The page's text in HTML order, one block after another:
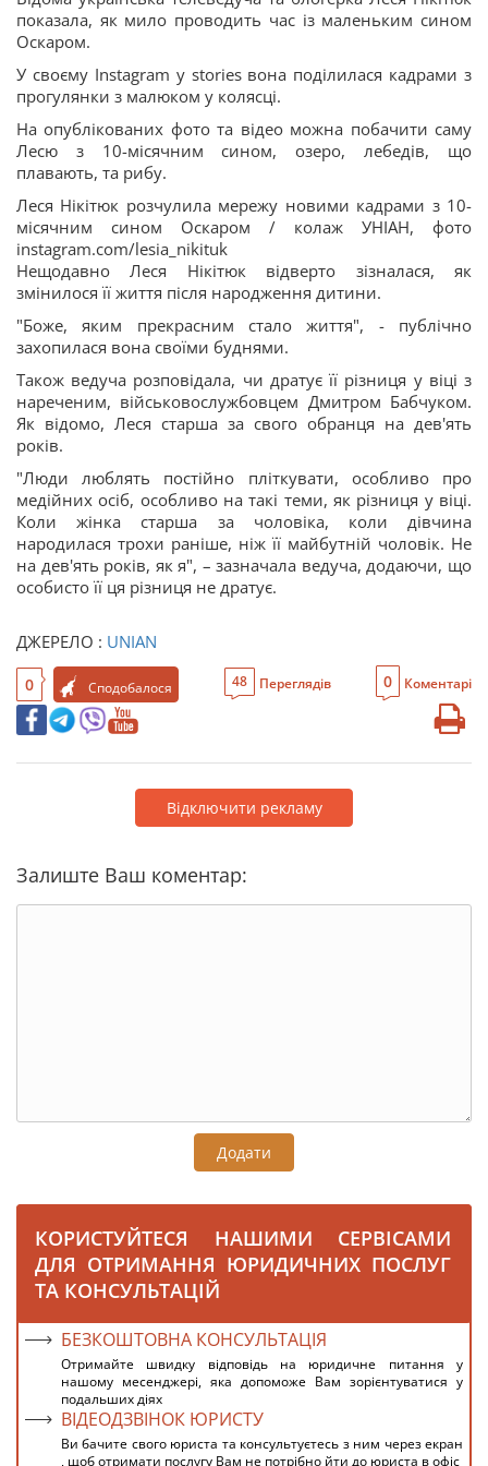
показала, як мило проводить час із маленьким сином
Оскаром.
У своєму Instagram у stories вона поділилася кадрами з
прогулянки з малюком у колясці.
На опублікованих фото та відео можна побачити саму
Лесю з 10-місячним сином, озеро, лебедів, що
плавають, та рибу.
Леся Нікітюк розчулила мережу новими кадрами з 10-
місячним сином Оскаром / колаж УНІАН, фото
instagram.com/lesia_nikituk
Нещодавно Леся Нікітюк відверто зізналася, як
змінилося її життя після народження дитини.
"Боже, яким прекрасним стало життя", - публічно
захопилася вона своїми буднями.
Також ведуча розповідала, чи дратує її різниця у віці з
нареченим, військовослужбовцем Дмитром Бабчуком.
Як відомо, Леся старша за свого обранця на дев'ять
років.
"Люди люблять постійно пліткувати, особливо про
медійних осіб, особливо на такі теми, як різниця у віці.
Коли жінка старша за чоловіка, коли дівчина
народилася трохи раніше, ніж її майбутній чоловік. Не
на дев'ять років, як я", – зазначала ведуча, додаючи, що
особисто її ця різниця не дратує.
ДЖЕРЕЛО : UNIAN
0 Сподобалося 48 Переглядів 0 Коментарі
Відключити рекламу
Залиште Ваш коментар:
Додати
КОРИСТУЙТЕСЯ НАШИМИ СЕРВІСАМИ
ДЛЯ ОТРИМАННЯ ЮРИДИЧНИХ ПОСЛУГ
ТА КОНСУЛЬТАЦІЙ
БЕЗКОШТОВНА КОНСУЛЬТАЦІЯ
Отримайте швидку відповідь на юридичне питання у
нашому месенджері, яка допоможе Вам зорієнтуватися у
подальших діях
ВІДЕОДЗВІНОК ЮРИСТУ
Ви бачите свого юриста та консультуєтесь з ним через екран
, щоб отримати послугу Вам не потрібно йти до юриста в офіс